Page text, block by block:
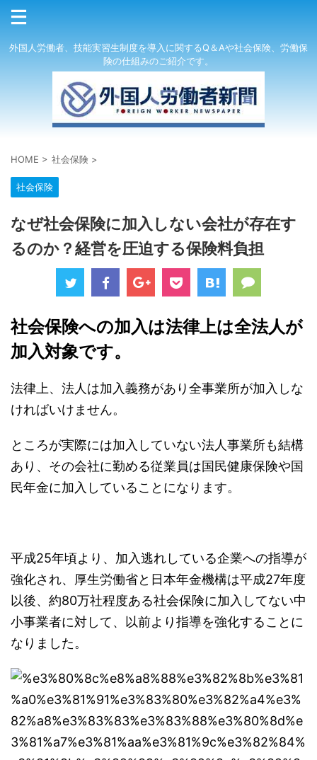
外国人労働者、技能実習生制度を導入に関するQ＆Aや社会保険、労働保
険の仕組みのご紹介です。
HOME > 社会保険 >
社会保険
なぜ社会保険に加入しない会社が存在す
るのか？経営を圧迫する保険料負担
社会保険への加入は法律上は全法人が
加入対象です。
法律上、法人は加入義務があり全事業所が加入しな
ければいけません。
ところが実際には加入していない法人事業所も結構
あり、その会社に勤める従業員は国民健康保険や国
民年金に加入していることになります。
平成25年頃より、加入逃れしている企業への指導が
強化され、厚生労働省と日本年金機構は平成27年度
以後、約80万社程度ある社会保険に加入してない中
小事業者に対して、以前より指導を強化することに
なりました。